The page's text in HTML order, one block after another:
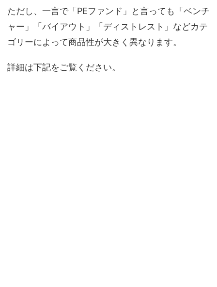
ただし、一言で「PEファンド」と言っても「ベンチ
ャー」「バイアウト」「ディストレスト」などカテ
ゴリーによって商品性が大きく異なります。
詳細は下記をご覧ください。